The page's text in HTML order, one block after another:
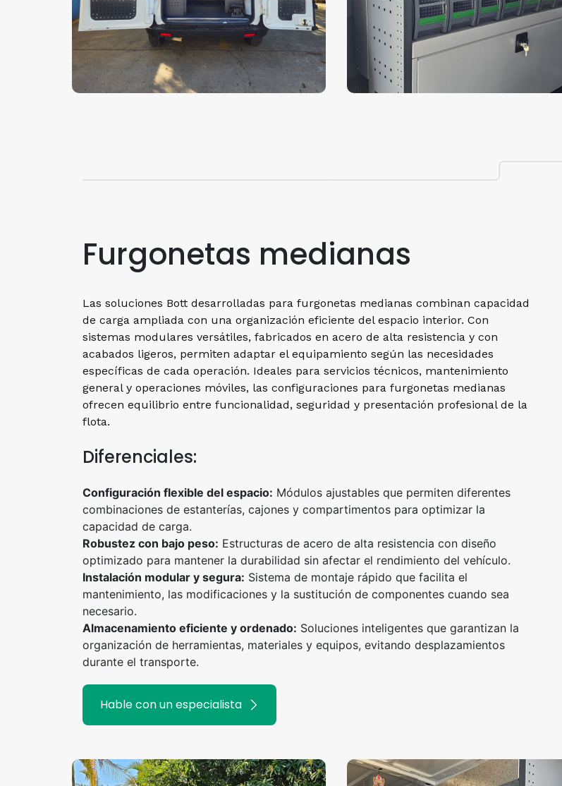
Furgonetas medianas
Las soluciones Bott desarrolladas para furgonetas medianas combinan capacidad
de carga ampliada con una organización eficiente del espacio interior. Con
sistemas modulares versátiles, fabricados en acero de alta resistencia y con
acabados ligeros, permiten adaptar el equipamiento según las necesidades
específicas de cada operación. Ideales para servicios técnicos, mantenimiento
general y operaciones móviles, las configuraciones para furgonetas medianas
ofrecen equilibrio entre funcionalidad, seguridad y presentación profesional de la
flota.
Diferenciales:
Configuración flexible del espacio: Módulos ajustables que permiten diferentes
combinaciones de estanterías, cajones y compartimentos para optimizar la
capacidad de carga.
Robustez con bajo peso: Estructuras de acero de alta resistencia con diseño
optimizado para mantener la durabilidad sin afectar el rendimiento del vehículo.
Instalación modular y segura: Sistema de montaje rápido que facilita el
mantenimiento, las modificaciones y la sustitución de componentes cuando sea
necesario.
Almacenamiento eficiente y ordenado: Soluciones inteligentes que garantizan la
organización de herramientas, materiales y equipos, evitando desplazamientos
durante el transporte.
Hable con un especialista